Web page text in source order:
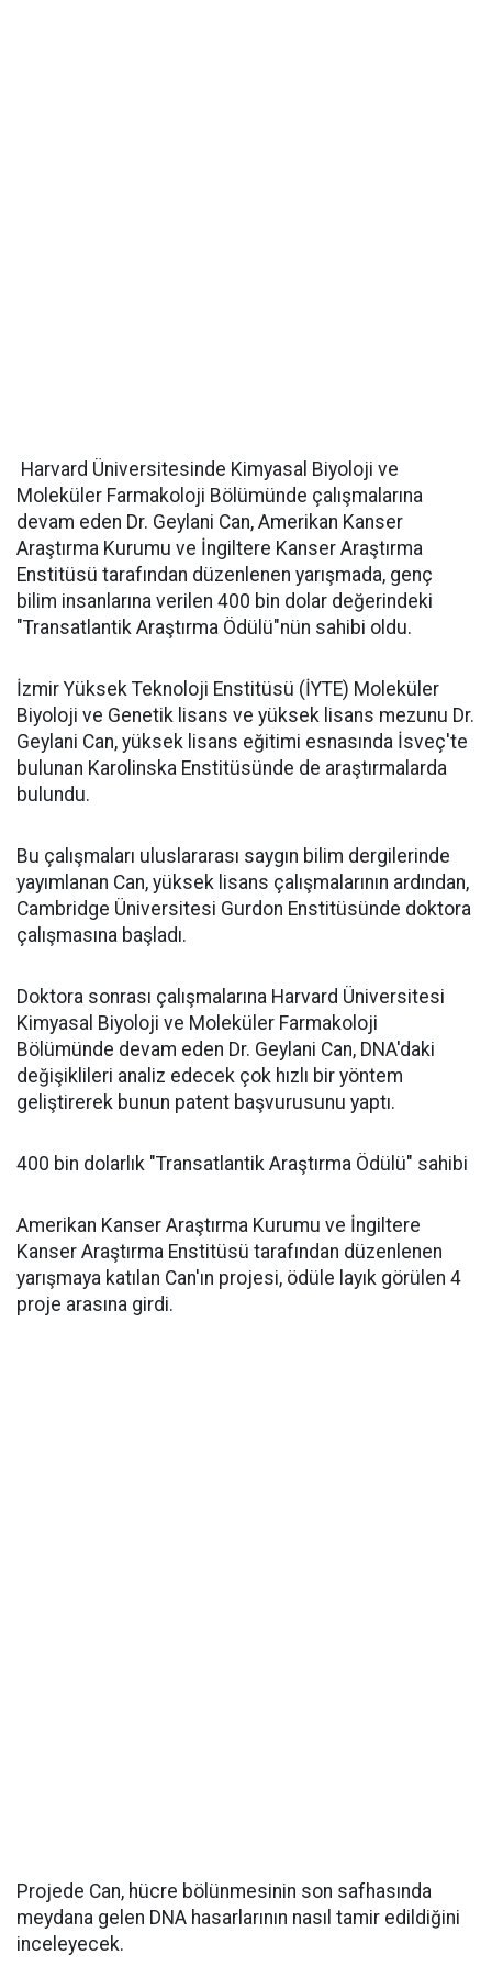
Harvard Üniversitesinde Kimyasal Biyoloji ve
Moleküler Farmakoloji Bölümünde çalışmalarına
devam eden Dr. Geylani Can, Amerikan Kanser
Araştırma Kurumu ve İngiltere Kanser Araştırma
Enstitüsü tarafından düzenlenen yarışmada, genç
bilim insanlarına verilen 400 bin dolar değerindeki
"Transatlantik Araştırma Ödülü"nün sahibi oldu.
İzmir Yüksek Teknoloji Enstitüsü (İYTE) Moleküler
Biyoloji ve Genetik lisans ve yüksek lisans mezunu Dr.
Geylani Can, yüksek lisans eğitimi esnasında İsveç'te
bulunan Karolinska Enstitüsünde de araştırmalarda
bulundu.
Bu çalışmaları uluslararası saygın bilim dergilerinde
yayımlanan Can, yüksek lisans çalışmalarının ardından,
Cambridge Üniversitesi Gurdon Enstitüsünde doktora
çalışmasına başladı.
Doktora sonrası çalışmalarına Harvard Üniversitesi
Kimyasal Biyoloji ve Moleküler Farmakoloji
Bölümünde devam eden Dr. Geylani Can, DNA'daki
değişiklileri analiz edecek çok hızlı bir yöntem
geliştirerek bunun patent başvurusunu yaptı.
400 bin dolarlık "Transatlantik Araştırma Ödülü" sahibi
Amerikan Kanser Araştırma Kurumu ve İngiltere
Kanser Araştırma Enstitüsü tarafından düzenlenen
yarışmaya katılan Can'ın projesi, ödüle layık görülen 4
proje arasına girdi.
Projede Can, hücre bölünmesinin son safhasında
meydana gelen DNA hasarlarının nasıl tamir edildiğini
inceleyecek.